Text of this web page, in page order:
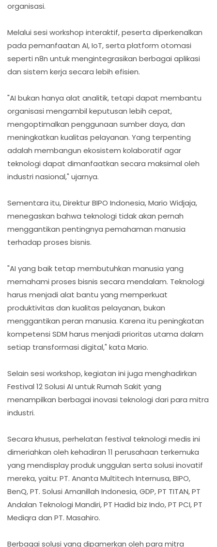
organisasi.
Melalui sesi workshop interaktif, peserta diperkenalkan
pada pemanfaatan AI, IoT, serta platform otomasi
seperti n8n untuk mengintegrasikan berbagai aplikasi
dan sistem kerja secara lebih efisien.
"AI bukan hanya alat analitik, tetapi dapat membantu
organisasi mengambil keputusan lebih cepat,
mengoptimalkan penggunaan sumber daya, dan
meningkatkan kualitas pelayanan. Yang terpenting
adalah membangun ekosistem kolaboratif agar
teknologi dapat dimanfaatkan secara maksimal oleh
industri nasional," ujarnya.
Sementara itu, Direktur BIPO Indonesia, Mario Widjaja,
menegaskan bahwa teknologi tidak akan pernah
menggantikan pentingnya pemahaman manusia
terhadap proses bisnis.
"AI yang baik tetap membutuhkan manusia yang
memahami proses bisnis secara mendalam. Teknologi
harus menjadi alat bantu yang memperkuat
produktivitas dan kualitas pelayanan, bukan
menggantikan peran manusia. Karena itu peningkatan
kompetensi SDM harus menjadi prioritas utama dalam
setiap transformasi digital," kata Mario.
Selain sesi workshop, kegiatan ini juga menghadirkan
Festival 12 Solusi AI untuk Rumah Sakit yang
menampilkan berbagai inovasi teknologi dari para mitra
industri.
Secara khusus, perhelatan festival teknologi medis ini
dimeriahkan oleh kehadiran 11 perusahaan terkemuka
yang mendisplay produk unggulan serta solusi inovatif
mereka, yaitu: PT. Ananta Multitech Internusa, BIPO,
BenQ, PT. Solusi Amanillah Indonesia, GDP, PT TITAN, PT
Andalan Teknologi Mandiri, PT Hadid biz Indo, PT PCI, PT
Mediqra dan PT. Masahiro.
Berbagai solusi yang dipamerkan oleh para mitra